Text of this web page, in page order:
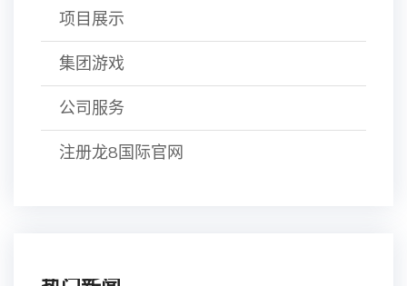
项目展示
集团游戏
公司服务
注册龙8国际官网